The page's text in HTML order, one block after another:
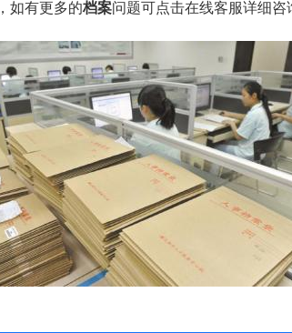
如有更多的档案问题可点击在线客服详细咨